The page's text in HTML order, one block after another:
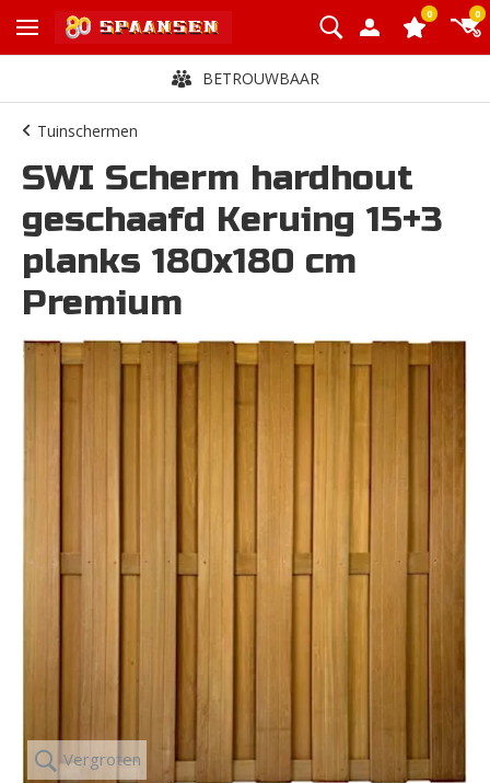
0 0
BETROUWBAAR
Tuinschermen
SWI Scherm hardhout
geschaafd Keruing 15+3
planks 180x180 cm
Premium
Vergroten